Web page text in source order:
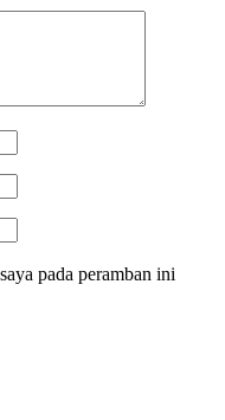
pada peramban ini